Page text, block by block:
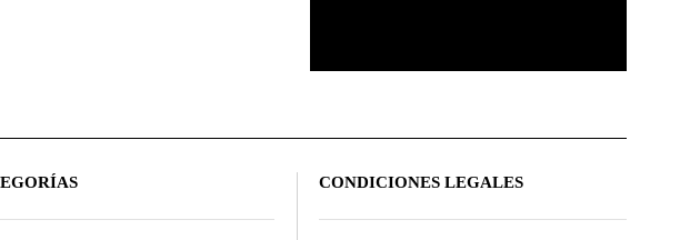
CONDICIONES LEGALES